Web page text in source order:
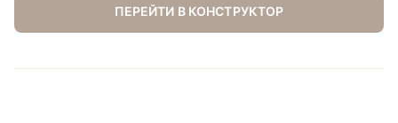
ПЕРЕЙТИ В КОНСТРУКТОР